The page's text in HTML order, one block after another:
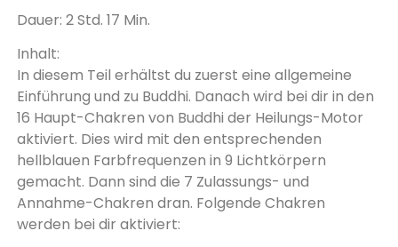
Dauer: 2 Std. 17 Min.
Inhalt:
In diesem Teil erhältst du zuerst eine allgemeine
Einführung und zu Buddhi. Danach wird bei dir in den
16 Haupt-Chakren von Buddhi der Heilungs-Motor
aktiviert. Dies wird mit den entsprechenden
hellblauen Farbfrequenzen in 9 Lichtkörpern
gemacht. Dann sind die 7 Zulassungs- und
Annahme-Chakren dran. Folgende Chakren
werden bei dir aktiviert: